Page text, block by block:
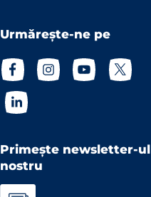
Urmărește-ne pe
Primește newsletter-ul
nostru